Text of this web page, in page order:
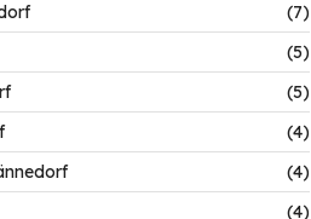
(7)
(5)
(5)
(4)
(4)
(4)